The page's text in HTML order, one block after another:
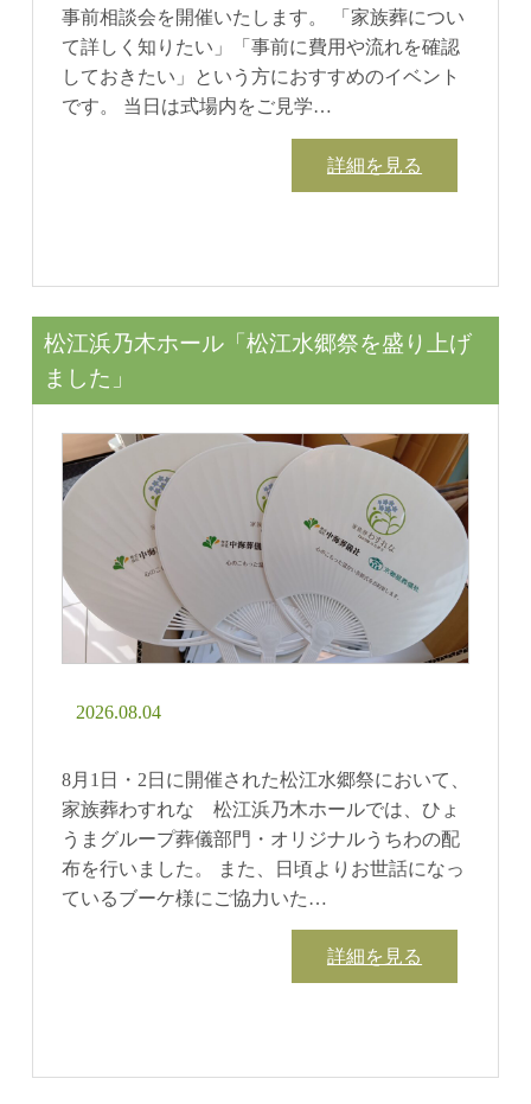
事前相談会を開催いたします。 「家族葬につい
て詳しく知りたい」「事前に費用や流れを確認
しておきたい」という方におすすめのイベント
です。 当日は式場内をご見学…
詳細を見る
松江浜乃木ホール「松江水郷祭を盛り上げ
ました」
2026.08.04
8月1日・2日に開催された松江水郷祭において、
家族葬わすれな 松江浜乃木ホールでは、ひょ
うまグループ葬儀部門・オリジナルうちわの配
布を行いました。 また、日頃よりお世話になっ
ているブーケ様にご協力いた…
詳細を見る